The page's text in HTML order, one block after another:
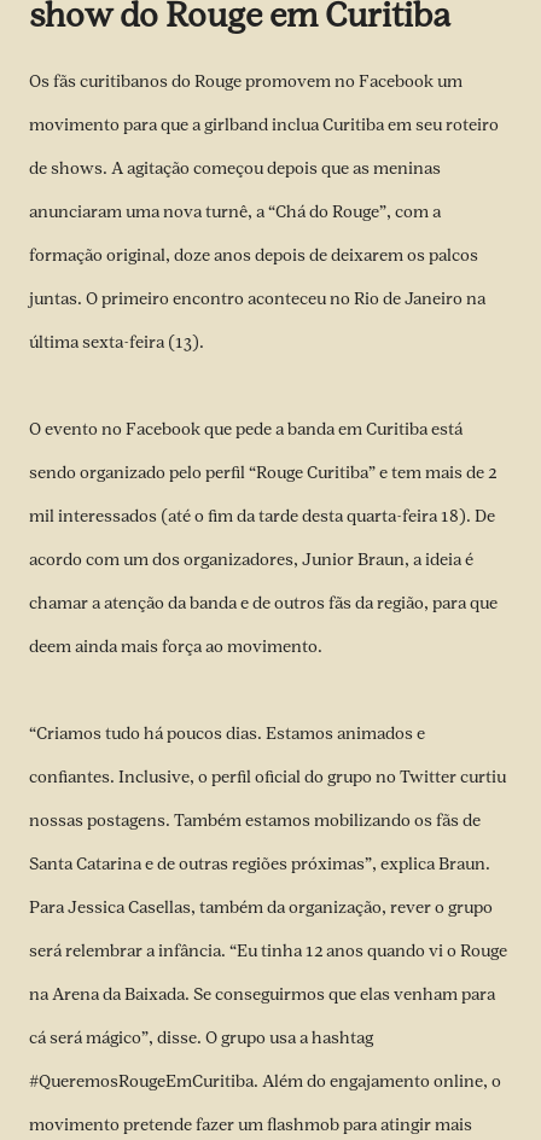
show do Rouge em Curitiba
Os fãs curitibanos do Rouge promovem no Facebook um
movimento para que a girlband inclua Curitiba em seu roteiro
de shows. A agitação começou depois que as meninas
anunciaram uma nova turnê, a “Chá do Rouge”, com a
formação original, doze anos depois de deixarem os palcos
juntas. O primeiro encontro aconteceu no Rio de Janeiro na
última sexta-feira (13).
Oevento no Facebookque pede a banda em Curitiba está
sendo organizado pelo perfil “Rouge Curitiba” e tem mais de 2
mil interessados (até o fim da tarde desta quarta-feira 18). De
acordo com um dos organizadores, Junior Braun, a ideia é
chamar a atenção da banda e de outros fãs da região, para que
deem ainda mais força ao movimento.
“Criamos tudo há poucos dias. Estamos animados e
confiantes. Inclusive, o perfil oficial do grupo no Twitter curtiu
nossas postagens. Também estamos mobilizando os fãs de
Santa Catarina e de outras regiões próximas”, explica Braun.
Para Jessica Casellas, também da organização, rever o grupo
será relembrar a infância. “Eu tinha 12 anos quando vi o Rouge
na Arena da Baixada. Se conseguirmos que elas venham para
cá será mágico”, disse. O grupo usa a hashtag
#QueremosRougeEmCuritiba. Além do engajamento online, o
movimento pretende fazer um flashmob para atingir mais